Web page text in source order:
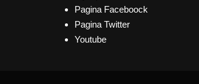
Pagina Faceboock
Pagina Twitter
Youtube